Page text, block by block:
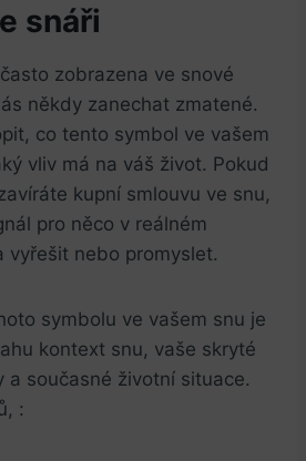
snáři
zobrazena ve snové
někdy zanechat zmatené.
co tento symbol ve vašem
vliv má na váš život. Pokud
kupní smlouvu ve snu,
pro něco v reálném
vyřešit nebo promyslet.
symbolu ve vašem snu je
kontext snu, vaše skryté
a současné životní situace.
: